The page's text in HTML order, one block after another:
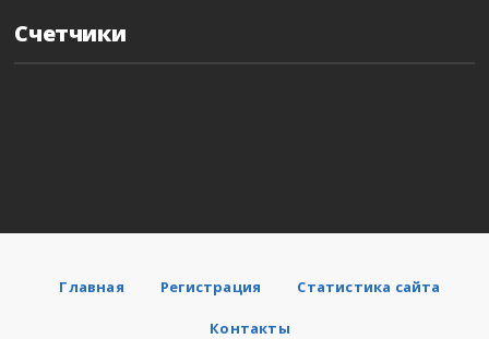
Счетчики
Главная Регистрация Статистика сайта
Контакты